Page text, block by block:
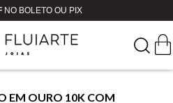
NO BOLETO OU PIX
EM OURO 10K COM